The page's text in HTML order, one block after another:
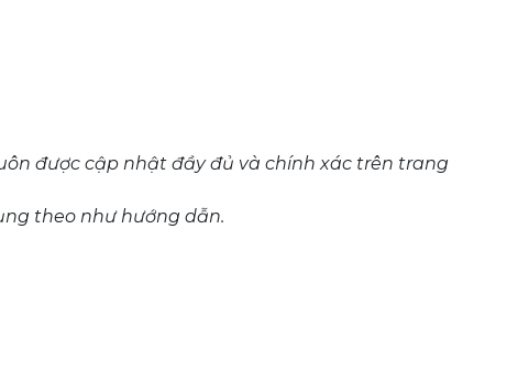
được cập nhật đầy đủ và chính xác trên trang
theo như hướng dẫn.